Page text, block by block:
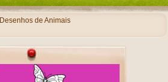
Desenhos de Animais